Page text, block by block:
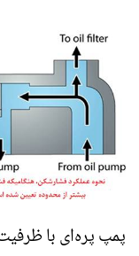
پمپ پره‌ای با